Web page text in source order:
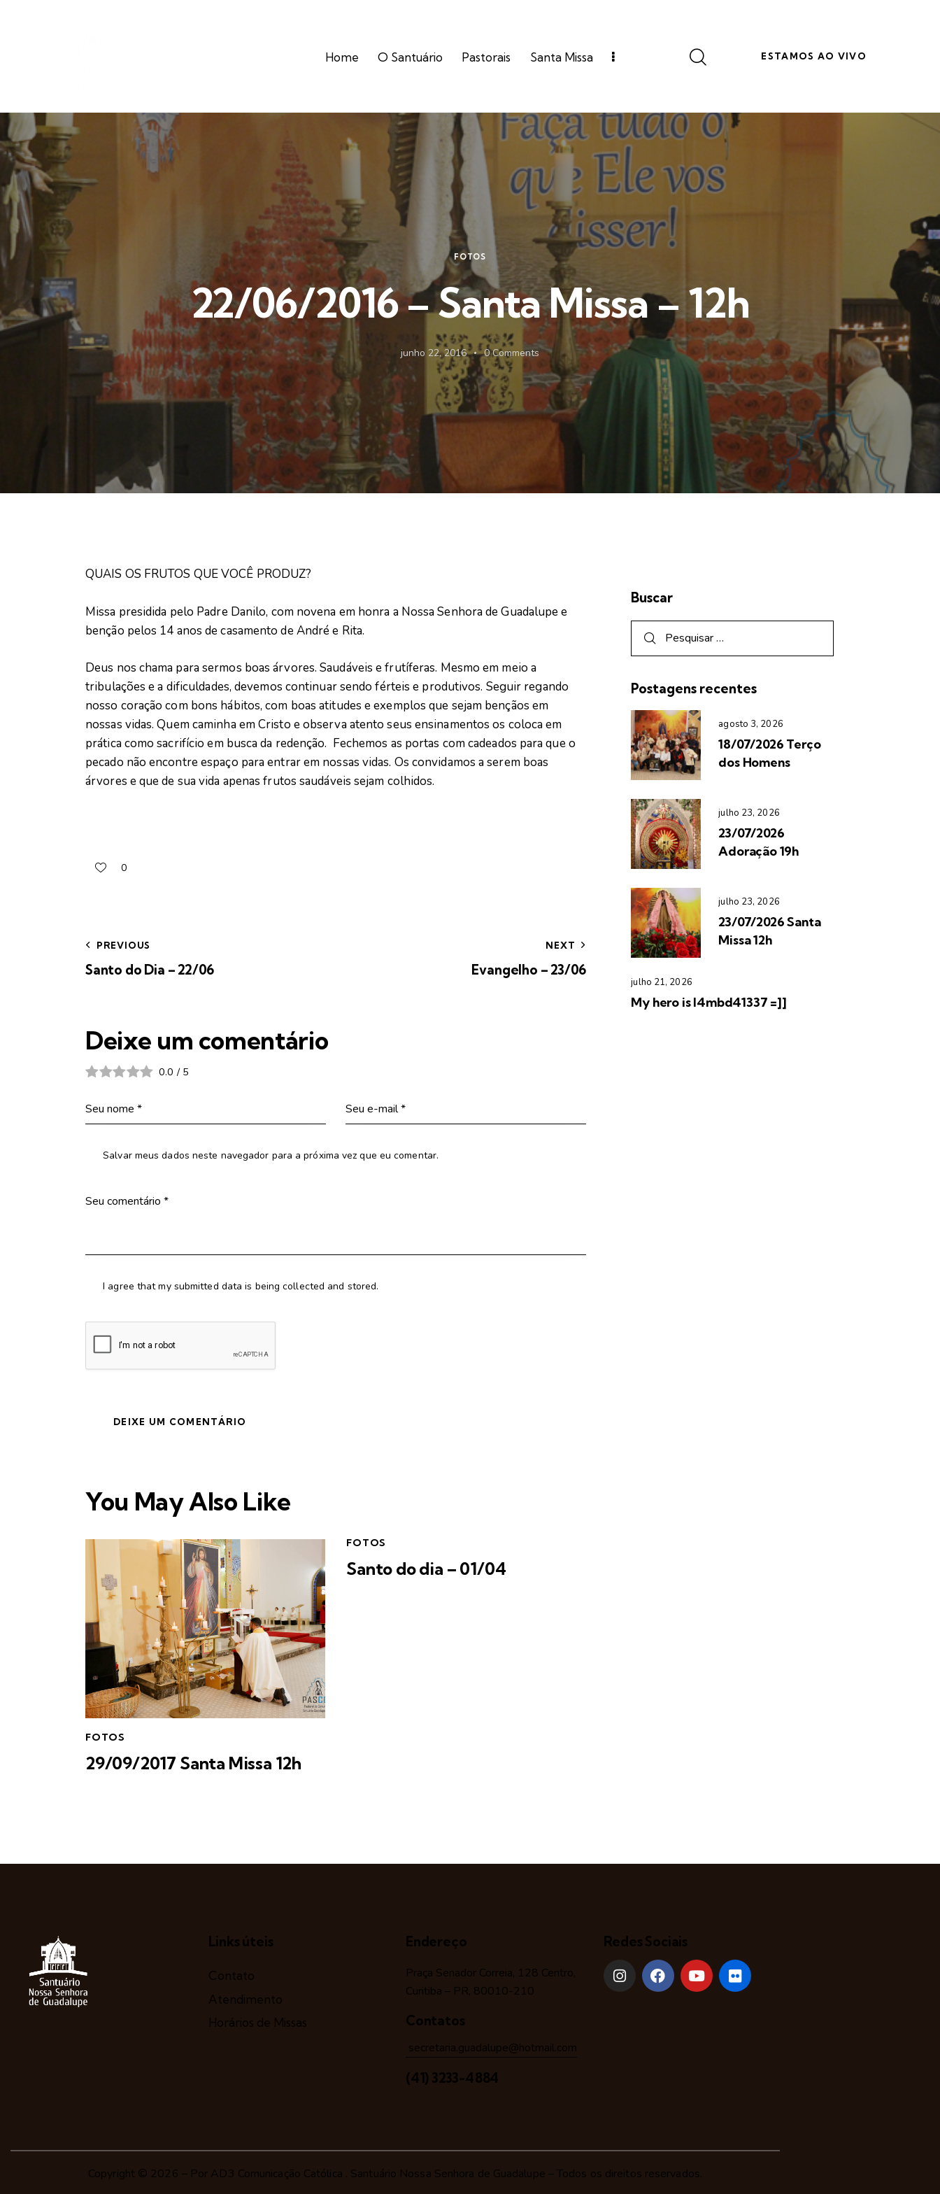
Home O Santuário Pastorais Santa Missa ESTAMOS AO VIVO
FOTOS
22/06/2016 – Santa Missa – 12h
junho 22, 2016 0 Comments
QUAIS OS FRUTOS QUE VOCÊ PRODUZ?
Missa presidida pelo Padre Danilo, com novena em honra a Nossa Senhora de Guadalupe e
benção pelos 14 anos de casamento de André e Rita.
Deus nos chama para sermos boas árvores. Saudáveis e frutíferas. Mesmo em meio a
tribulações e a dificuldades, devemos continuar sendo férteis e produtivos. Seguir regando
nosso coração com bons hábitos, com boas atitudes e exemplos que sejam bençãos em
nossas vidas. Quem caminha em Cristo e observa atento seus ensinamentos os coloca em
prática como sacrifício em busca da redenção. Fechemos as portas com cadeados para que o
pecado não encontre espaço para entrar em nossas vidas. Os convidamos a serem boas
árvores e que de sua vida apenas frutos saudáveis sejam colhidos.
0
PREVIOUS
Santo do Dia – 22/06
NEXT
Evangelho – 23/06
Deixe um comentário
0.0 / 5
Salvar meus dados neste navegador para a próxima vez que eu comentar.
I agree that my submitted data is being collected and stored.
You May Also Like
FOTOS
29/09/2017 Santa Missa 12h
FOTOS
Santo do dia – 01/04
Buscar
Postagens recentes
agosto 3, 2026
18/07/2026 Terço
dos Homens
julho 23, 2026
23/07/2026
Adoração 19h
julho 23, 2026
23/07/2026 Santa
Missa 12h
julho 21, 2026
My hero is l4mbd41337 =]]
Links úteis
Contato
Atendimento
Horários de Missas
Endereço
Praça Senador Correia, 128 Centro,
Curitiba – PR, 80010-210
Contatos
secretaria.guadalupe@hotmail.com
(41) 3233-4884
Redes Sociais
Copyright © 2026 – Por AD3 Comunicação Católica . Santuário Nossa Senhora de Guadalupe – Todos os direitos reservados.